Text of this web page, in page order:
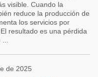
visible. Cuando la
reduce la producción de
los servicios por
resultado es una pérdida
de 2025